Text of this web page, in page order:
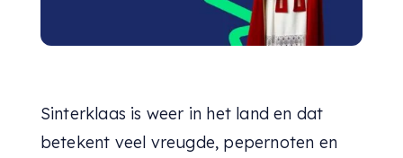
Sinterklaas is weer in het land en dat
betekent veel vreugde, pepernoten en